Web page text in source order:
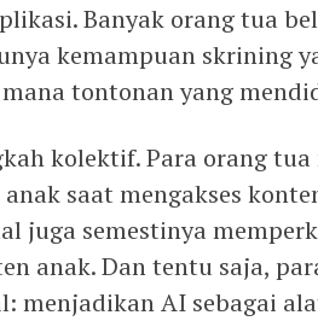
Banyak orang tua
kemampuan skrining
tontonan yang
kolektif. Para orang
saat mengakses
juga semestinya
anak. Dan tentu saja,
menjadikan AI sebagai